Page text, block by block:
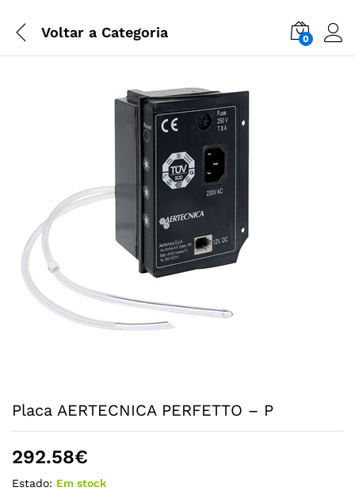
Voltar a Categoria 0
Placa AERTECNICA PERFETTO – P
292.58€
Estado: Em stock